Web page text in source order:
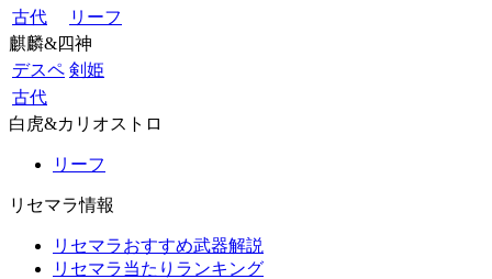
古代
リーフ
麒麟&四神
デスペ 剣姫
古代
白虎&カリオストロ
リーフ
リセマラ情報
リセマラおすすめ武器解説
リセマラ当たりランキング